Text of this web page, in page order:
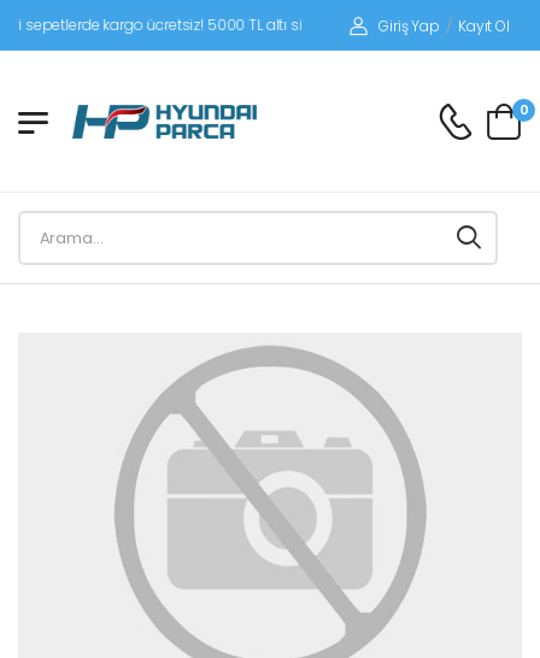
kargo ücretsiz! 5000 TL altı siparişlerinizde siparişleriniz alıcı
Giriş Yap / Kayıt Ol
0